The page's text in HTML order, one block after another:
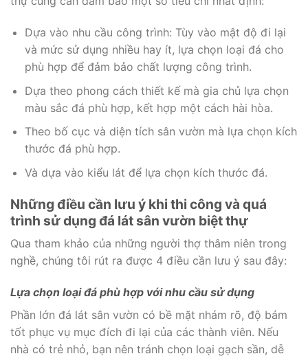
Dựa vào nhu cầu công trình: Tùy vào mật độ đi lại
và mức sử dụng nhiều hay ít, lựa chọn loại đá cho
phù hợp để đảm bảo chất lượng công trình.
Dựa theo phong cách thiết kế mà gia chủ lựa chọn
màu sắc đá phù hợp, kết hợp một cách hài hòa.
Theo bố cục và diện tích sân vườn mà lựa chọn kích
thước đá phù hợp.
Và dựa vào kiểu lát để lựa chọn kích thước đá.
Những điều cần lưu ý khi thi công và quá
trình sử dụng đá lát sân vườn biệt thự
Qua tham khảo của những người thợ thâm niên trong
nghề, chúng tôi rút ra được 4 điều cần lưu ý sau đây:
Lựa chọn loại đá phù hợp với nhu cầu sử dụng
Phần lớn đá lát sân vườn có bề mặt nhám rõ, độ bám
tốt phục vụ mục đích đi lại của các thành viên. Nếu
nhà có trẻ nhỏ, bạn nên tránh chọn loại gạch sần, dễ